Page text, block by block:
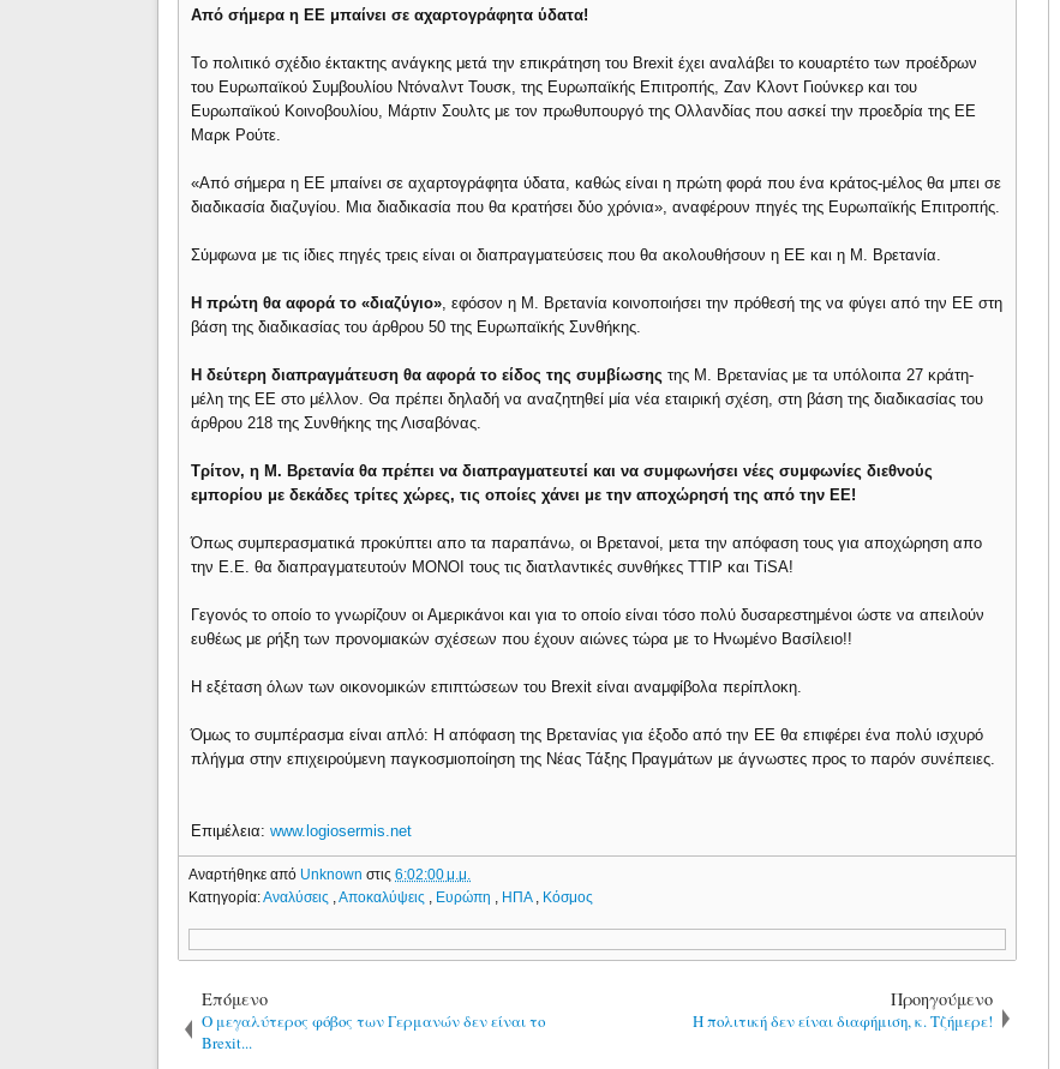
Από σήμερα η ΕΕ μπαίνει σε αχαρτογράφητα ύδατα!
To πολιτικό σχέδιο έκτακτης ανάγκης μετά την επικράτηση του Brexit έχει αναλάβει το κουαρτέτο των προέδρων
του Ευρωπαϊκού Συμβουλίου Ντόναλντ Τουσκ, της Ευρωπαϊκής Επιτροπής, Ζαν Κλοντ Γιούνκερ και του
Ευρωπαϊκού Κοινοβουλίου, Μάρτιν Σουλτς με τον πρωθυπουργό της Ολλανδίας που ασκεί την προεδρία της ΕΕ
Μαρκ Ρούτε.
«Από σήμερα η ΕΕ μπαίνει σε αχαρτογράφητα ύδατα, καθώς είναι η πρώτη φορά που ένα κράτος-μέλος θα μπει σε
διαδικασία διαζυγίου. Μια διαδικασία που θα κρατήσει δύο χρόνια», αναφέρουν πηγές της Ευρωπαϊκής Επιτροπής.
Σύμφωνα με τις ίδιες πηγές τρεις είναι οι διαπραγματεύσεις που θα ακολουθήσουν η ΕΕ και η Μ. Βρετανία.
Η πρώτη θα αφορά το «διαζύγιο», εφόσον η Μ. Βρετανία κοινοποιήσει την πρόθεσή της να φύγει από την ΕΕ στη
βάση της διαδικασίας του άρθρου 50 της Ευρωπαϊκής Συνθήκης.
Η δεύτερη διαπραγμάτευση θα αφορά το είδος της συμβίωσης της Μ. Βρετανίας με τα υπόλοιπα 27 κράτη-
μέλη της ΕΕ στο μέλλον. Θα πρέπει δηλαδή να αναζητηθεί μία νέα εταιρική σχέση, στη βάση της διαδικασίας του
άρθρου 218 της Συνθήκης της Λισαβόνας.
Τρίτον, η Μ. Βρετανία θα πρέπει να διαπραγματευτεί και να συμφωνήσει νέες συμφωνίες διεθνούς
εμπορίου με δεκάδες τρίτες χώρες, τις οποίες χάνει με την αποχώρησή της από την ΕΕ!
Όπως συμπερασματικά προκύπτει απο τα παραπάνω, οι Βρετανοί, μετα την απόφαση τους για αποχώρηση απο
την Ε.Ε. θα διαπραγματευτούν ΜΟΝΟΙ τους τις διατλαντικές συνθήκες TTIP και TiSA!
Γεγονός το οποίο το γνωρίζουν οι Αμερικάνοι και για το οποίο είναι τόσο πολύ δυσαρεστημένοι ώστε να απειλούν
ευθέως με ρήξη των προνομιακών σχέσεων που έχουν αιώνες τώρα με το Ηνωμένο Βασίλειο!!
Η εξέταση όλων των οικονομικών επιπτώσεων του Brexit είναι αναμφίβολα περίπλοκη.
Όμως το συμπέρασμα είναι απλό: Η απόφαση της Βρετανίας για έξοδο από την ΕΕ θα επιφέρει ένα πολύ ισχυρό
πλήγμα στην επιχειρούμενη παγκοσμιοποίηση της Νέας Τάξης Πραγμάτων με άγνωστες προς το παρόν συνέπειες.
Επιμέλεια:www.logiosermis.net
Αναρτήθηκε από Unknownστις6:02:00 μ.μ.
Κατηγορία:Αναλύσεις ,Αποκαλύψεις Ευρώπη ΗΠΑ Κόσμος
Επόμενο
Ο μεγαλύτερος φόβος των Γερμανών δεν είναι το
Brexit...
Προηγούμενο
Η πολιτική δεν είναι διαφήμιση, κ. Τζήμερε!